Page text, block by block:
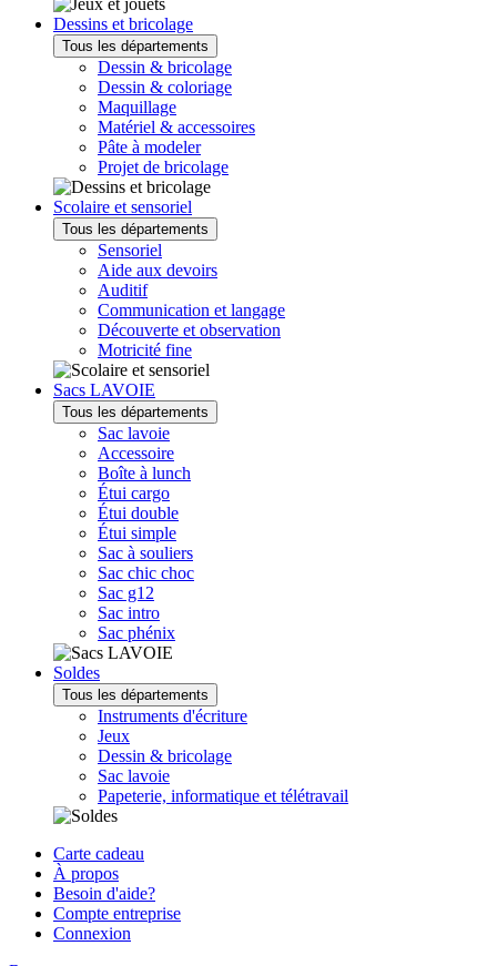
Dessins et bricolage
Tous les départements
Dessin & bricolage
Dessin & coloriage
Maquillage
Matériel & accessoires
Pâte à modeler
Projet de bricolage
Scolaire et sensoriel
Tous les départements
Sensoriel
Aide aux devoirs
Auditif
Communication et langage
Découverte et observation
Motricité fine
Sacs LAVOIE
Tous les départements
Sac lavoie
Accessoire
Boîte à lunch
Étui cargo
Étui double
Étui simple
Sac à souliers
Sac chic choc
Sac g12
Sac intro
Sac phénix
Soldes
Tous les départements
Instruments d'écriture
Jeux
Dessin & bricolage
Sac lavoie
Papeterie, informatique et télétravail
Carte cadeau
À propos
Besoin d'aide?
Compte entreprise
Connexion